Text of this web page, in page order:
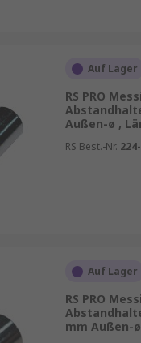
Auf Lager
RS PRO
Außen-ø ,
RS Best.-Nr.
Auf Lager
RS PRO
mm Außen-